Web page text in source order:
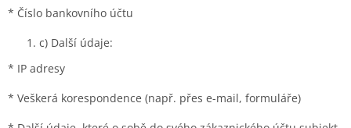
* Číslo bankovního účtu
c) Další údaje:
* IP adresy
* Veškerá korespondence (např. přes e-mail, formuláře)